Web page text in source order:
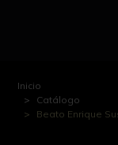
Inicio
Catálogo
Beato Enrique